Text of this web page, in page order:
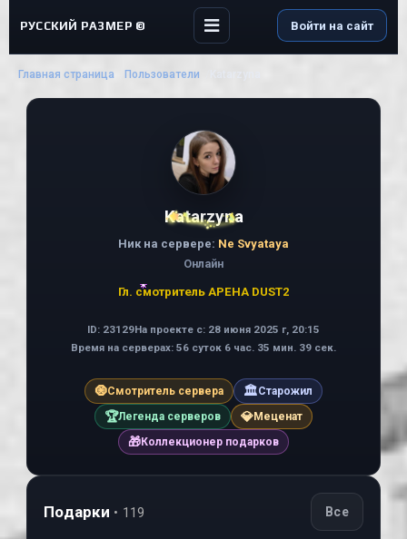
РУССКИЙ РАЗМЕР © Войти на сайт
Главная страница Пользователи
Katarzyna
Ник на сервере: Ne Svyataya
Онлайн
Гл. смотритель АРЕНА DUST2
ID: 23129На проекте с: 28 июня 2025 г, 20:15
Время на серверах: 56 суток 6 час. 35 мин. 39 сек.
🧿Смотритель сервера 🏛Старожил
🏆Легенда серверов 💎Меценат
🎁Коллекционер подарков
Подарки • 119 Все